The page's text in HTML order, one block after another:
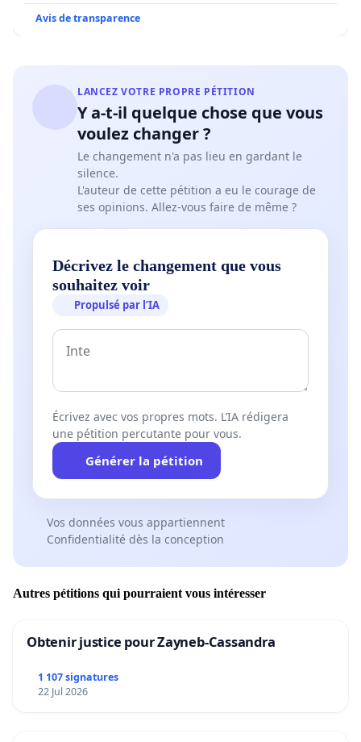
Avis de transparence
LANCEZ VOTRE PROPRE PÉTITION
Y a-t-il quelque chose que vous
voulez changer ?
Le changement n'a pas lieu en gardant le
silence.
L'auteur de cette pétition a eu le courage de
ses opinions. Allez-vous faire de même ?
Décrivez le changement que vous
souhaitez voir
Propulsé par l’IA
Écrivez avec vos propres mots. L’IA rédigera
une pétition percutante pour vous.
Générer la pétition
Vos données vous appartiennent
Confidentialité dès la conception
Autres pétitions qui pourraient vous intéresser
Obtenir justice pour Zayneb-Cassandra
1 107 signatures
22 Jul 2026